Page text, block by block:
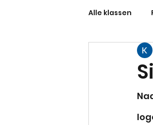
Alle klassen
Vuurvliegjes